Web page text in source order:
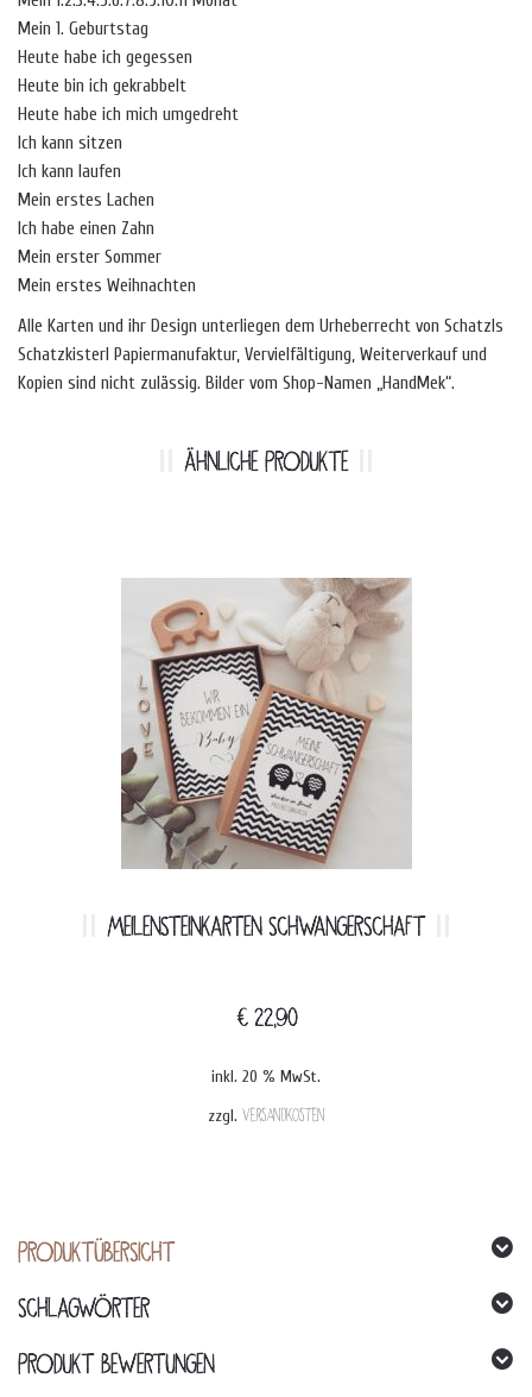
Mein 1. Geburtstag
Heute habe ich gegessen
Heute bin ich gekrabbelt
Heute habe ich mich umgedreht
Ich kann sitzen
Ich kann laufen
Mein erstes Lachen
Ich habe einen Zahn
Mein erster Sommer
Mein erstes Weihnachten
Alle Karten und ihr Design unterliegen dem Urheberrecht von Schatzls
Schatzkisterl Papiermanufaktur, Vervielfältigung, Weiterverkauf und
Kopien sind nicht zulässig. Bilder vom Shop-Namen „HandMek“.
ÄHNLICHE PRODUKTE
MEILENSTEINKARTEN SCHWANGERSCHAFT
€22,90
inkl. 20 % MwSt.
zzgl. Versandkosten
PRODUKTÜBERSICHT
SCHLAGWÖRTER
PRODUKT BEWERTUNGEN